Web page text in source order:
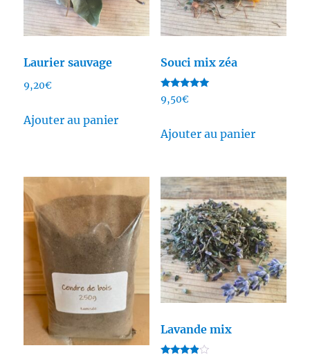
Laurier sauvage
9,20€
Ajouter au panier
Souci mix zéa
Note
5.00
9,50€
Ajouter au panier
Lavande mix